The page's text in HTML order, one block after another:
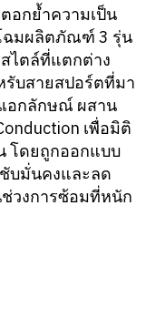
อกย้ำความเป็น
ฉมผลิตภัณฑ์ 3 รุ่น
ไตล์ที่แตกต่าง
รับสายสปอร์ตที่มา
อกลักษณ์ ผสาน
เพื่อมิติ
โดยถูกออกแบบ
บมั่นคงและลด
วงการซ้อมที่หนัก